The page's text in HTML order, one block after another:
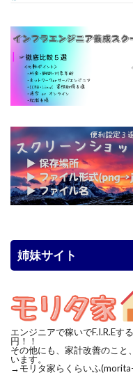
姉妹サイト
エンジニアで稼いでF.I.R.Eす
円！！
その他にも、家計改善のこと
います。
→モリタ家らくらいふ